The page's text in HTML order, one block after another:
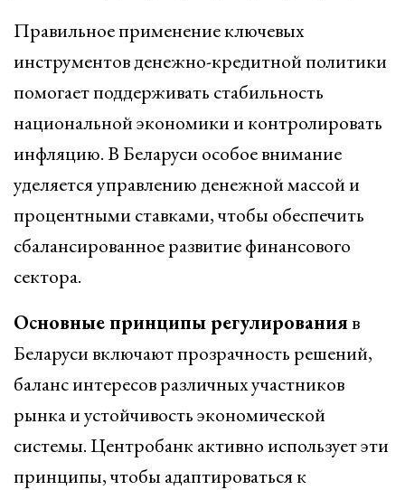
Правильное применение ключевых
инструментов денежно-кредитной политики
помогает поддерживать стабильность
национальной экономики и контролировать
инфляцию. В Беларуси особое внимание
уделяется управлению денежной массой и
процентными ставками, чтобы обеспечить
сбалансированное развитие финансового
сектора.
Основные принципы регулированияв
Беларуси включают прозрачность решений,
баланс интересов различных участников
рынка и устойчивость экономической
системы. Центробанк активно использует эти
принципы, чтобы адаптироваться к